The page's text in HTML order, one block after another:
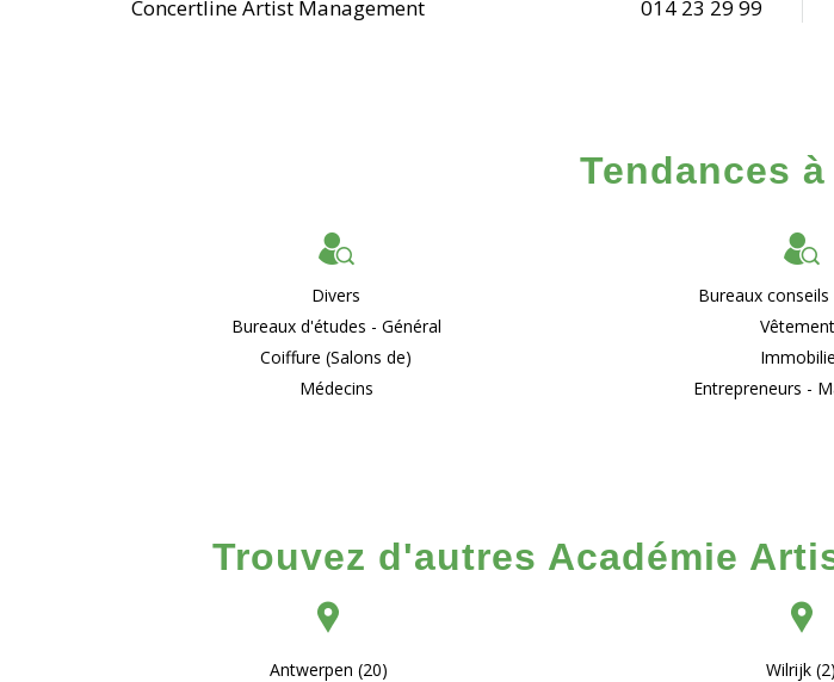
Concertline Artist Management 014 23 29 99
Tendances
Divers
Bureaux d'études - Général
Coiffure (Salons de)
Médecins
Bureaux conseils
Entrepreneurs -
Trouvez d'autres Académie
Antwerpen (20)
Wilrijk (2)